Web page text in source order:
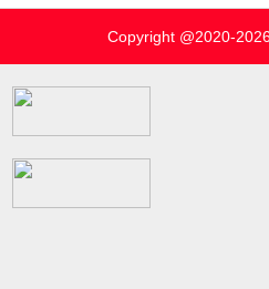
Copyright @2020-